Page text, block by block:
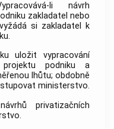
li návrh
zakladatel nebo
si zakladatel k
uložit vypracování
projektu podniku a
lhůtu; obdobně
ministerstvo.
privatizačních